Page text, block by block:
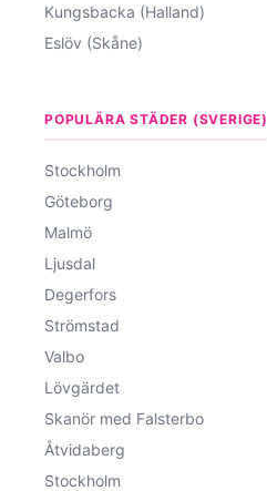
Kungsbacka (Halland)
Eslöv (Skåne)
POPULÄRA STÄDER (SVERIGE)
Stockholm
Göteborg
Malmö
Ljusdal
Degerfors
Strömstad
Valbo
Lövgärdet
Skanör med Falsterbo
Åtvidaberg
Stockholm